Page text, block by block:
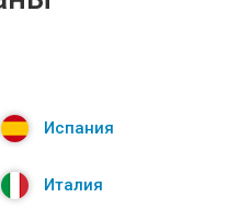
Испания
Италия